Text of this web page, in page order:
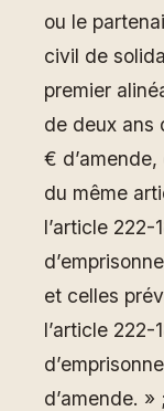
ou le
civil de
premier
de deux ans
€
du même
l’article
et celles
l’article 222-
d’amende. » ;